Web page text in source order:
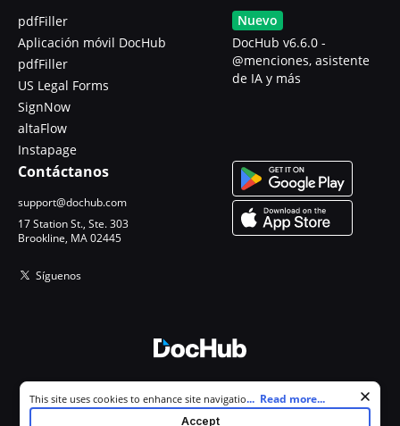
pdfFiller
Aplicación móvil DocHub
pdfFiller
US Legal Forms
SignNow
altaFlow
Instapage
Nuevo
DocHub v6.6.0 -
@menciones, asistente
de IA y más
Contáctanos
support@dochub.com
17 Station St., Ste. 303
Brookline, MA 02445
Síguenos
Todos los derechos reservados.
Cookie consent notice
This site uses cookies to enhance site navigation and personalize
your experience. By using this site you agree to our use of cookies as
... Read more...
Accept